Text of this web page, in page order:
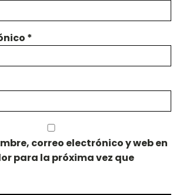
*
correo electrónico y web en
para la próxima vez que